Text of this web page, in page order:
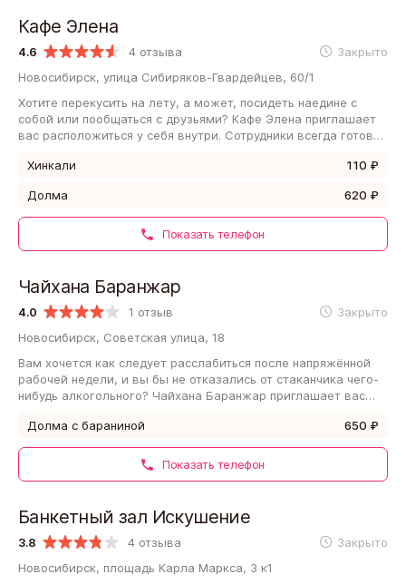
4.6 4 отзыва Закрыто
Кафе Элена
Новосибирск, улица Сибиряков-Гвардейцев, 60/1
Хотите перекусить на лету, а может, посидеть наедине с
собой или пообщаться с друзьями? Кафе Элена приглашает
вас расположиться у себя внутри. Сотрудники всегда готовы
Показать телефон
Хинкали 110 ₽
Долма 620 ₽
4.0 1 отзыв Закрыто
Чайхана Баранжар
Новосибирск, Советская улица, 18
Вам хочется как следует расслабиться после напряжённой
рабочей недели, и вы бы не отказались от стаканчика чего-
нибудь алкогольного? Чайхана Баранжар приглашает вас
Показать телефон
Долма с бараниной 650 ₽
3.8 4 отзыва Закрыто
Банкетный зал Искушение
Новосибирск, площадь Карла Маркса, 3 к1